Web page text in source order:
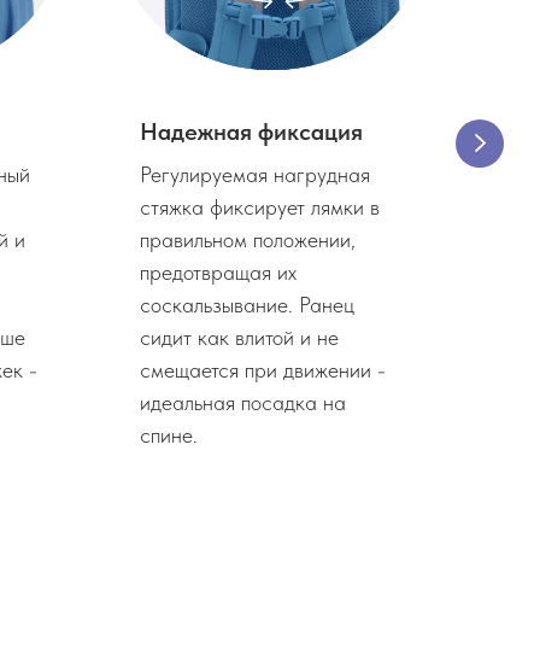
и
-
Надежная фиксация
Регулируемая нагрудная
стяжка фиксирует лямки в
правильном положении,
предотвращая их
соскальзывание. Ранец
сидит как влитой и не
смещается при движении -
идеальная посадка на
спине.